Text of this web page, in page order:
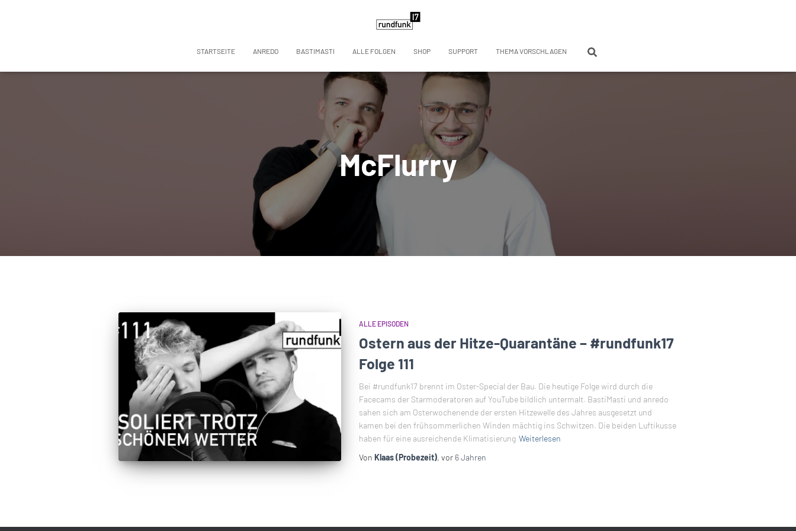
STARTSEITE ANREDO BASTIMASTI ALLE FOLGEN SHOP SUPPORT THEMA VORSCHLAGEN
McFlurry
ALLE EPISODEN
Ostern aus der Hitze-Quarantäne – #rundfunk17
Folge 111
Bei #rundfunk17 brennt im Oster-Special der Bau. Die heutige Folge wird durch die
Facecams der Starmoderatoren auf YouTube bildlich untermalt. BastiMasti und anredo
sahen sich am Osterwochenende der ersten Hitzewelle des Jahres ausgesetzt und
kamen bei den frühsommerlichen Winden mächtig ins Schwitzen. Die beiden Luftikusse
haben für eine ausreichende Klimatisierung Weiterlesen
Von Klaas (Probezeit), vor 6 Jahren